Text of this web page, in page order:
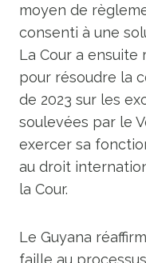
moyen de
consenti à une
La Cour a ensuite
pour résoudre la
de 2023 sur les
soulevées par le
exercer sa
au droit
la Cour.
Le Guyana
faille au